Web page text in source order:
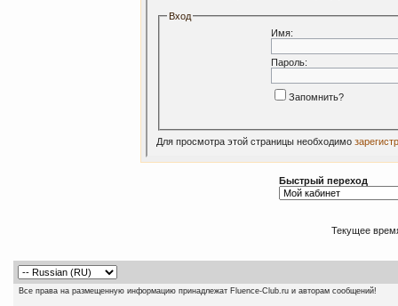
Вход
Имя:
Пароль:
Запомнить?
Для просмотра этой страницы необходимо
Быстрый переход
Текущее
Все права на размещенную информацию принадлежат Fluence-Club.ru и авторам сообщений!